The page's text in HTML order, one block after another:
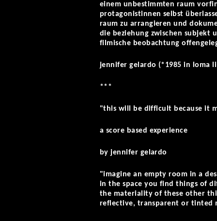
einem unbestimmten raum
protagonistinnen selbst
raum zu arrangieren und
die beziehung zwischen subjekt
filmische beobachtung
jennifer gelardo (*1985 in loma
***
"this will be difficult because it
a score based experience
by jennifer gelardo
"imagine an empty room in a
in the space you find things of
the materiality of these other
reflective, transparent or tinted